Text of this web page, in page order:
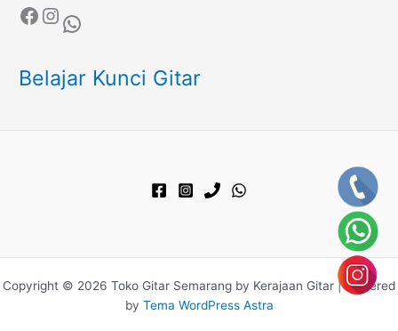
Facebook Instagram WhatsApp
Belajar Kunci Gitar
Copyright © 2026 Toko Gitar Semarang by Kerajaan Gitar | Powered
by Tema WordPress Astra